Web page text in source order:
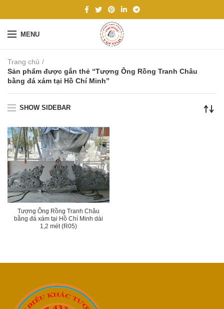
MENU
Trang chủ
Sản phẩm được gắn thẻ “Tượng Ông Rồng Tranh Châu
bằng đá xám tại Hồ Chí Minh”
SHOW SIDEBAR
Tượng Ông Rồng Tranh Châu
bằng đá xám tại Hồ Chí Minh dài
1,2 mét (R05)